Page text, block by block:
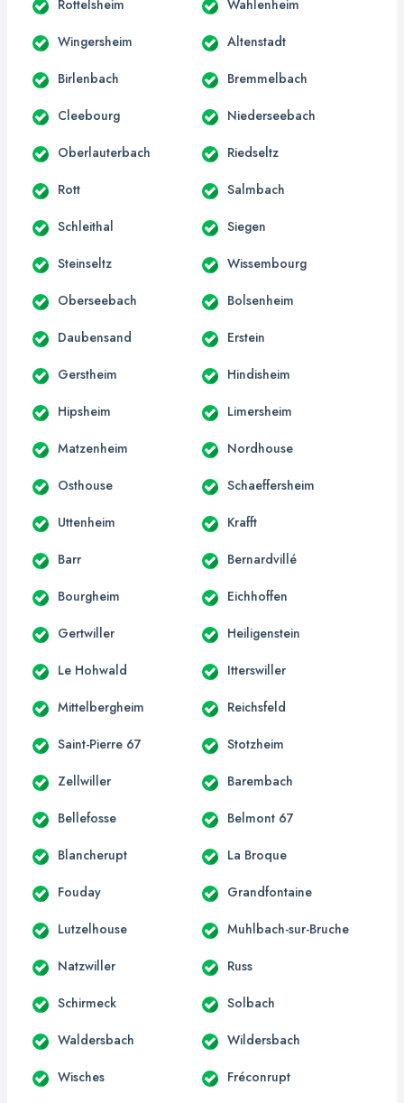
Rottelsheim Wahlenheim
Wingersheim Altenstadt
Birlenbach Bremmelbach
Cleebourg Niederseebach
Oberlauterbach Riedseltz
Rott Salmbach
Schleithal Siegen
Steinseltz Wissembourg
Oberseebach Bolsenheim
Daubensand Erstein
Gerstheim Hindisheim
Hipsheim Limersheim
Matzenheim Nordhouse
Osthouse Schaeffersheim
Uttenheim Krafft
Barr Bernardvillé
Bourgheim Eichhoffen
Gertwiller Heiligenstein
Le Hohwald Itterswiller
Mittelbergheim Reichsfeld
Saint-Pierre 67 Stotzheim
Zellwiller Barembach
Bellefosse Belmont 67
Blancherupt La Broque
Fouday Grandfontaine
Lutzelhouse Muhlbach-sur-Bruche
Natzwiller Russ
Schirmeck Solbach
Waldersbach Wildersbach
Wisches Fréconrupt